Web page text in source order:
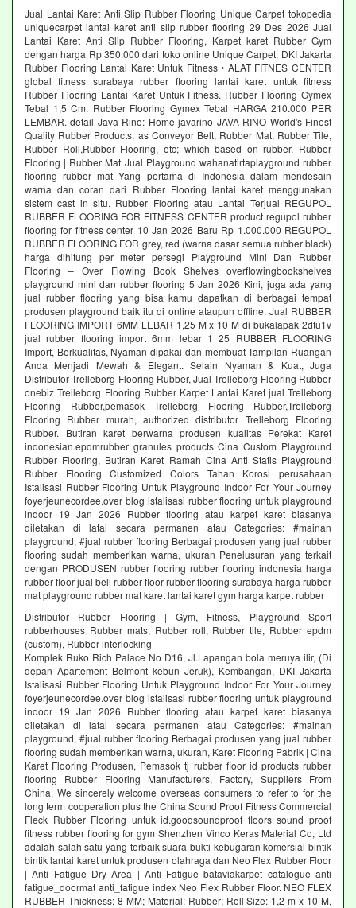
Jual Lantai Karet Anti Slip Rubber Flooring Unique Carpet tokopedia
uniquecarpet lantai karet anti slip rubber flooring 29 Des 2026 Jual
Lantai Karet Anti Slip Rubber Flooring, Karpet karet Rubber Gym
dengan harga Rp 350.000 dari toko online Unique Carpet, DKI Jakarta
Rubber Flooring Lantai Karet Untuk Fitness • ALAT FITNES CENTER
global fitness surabaya rubber flooring lantai karet untuk fitness
Rubber Flooring Lantai Karet Untuk Fitness. Rubber Flooring Gymex
Tebal 1,5 Cm. Rubber Flooring Gymex Tebal HARGA 210.000 PER
LEMBAR. detail Java Rino: Home javarino JAVA RINO World's Finest
Quality Rubber Products. as Conveyor Belt, Rubber Mat, Rubber Tile,
Rubber Roll,Rubber Flooring, etc; which based on rubber. Rubber
Flooring | Rubber Mat Jual Playground wahanatirtaplayground rubber
flooring rubber mat Yang pertama di Indonesia dalam mendesain
warna dan coran dari Rubber Flooring lantai karet menggunakan
sistem cast in situ. Rubber Flooring atau Lantai Terjual REGUPOL
RUBBER FLOORING FOR FITNESS CENTER product regupol rubber
flooring for fitness center 10 Jan 2026 Baru Rp 1.000.000 REGUPOL
RUBBER FLOORING FOR grey, red (warna dasar semua rubber black)
harga dihitung per meter persegi Playground Mini Dan Rubber
Flooring – Over Flowing Book Shelves overflowingbookshelves
playground mini dan rubber flooring 5 Jan 2026 Kini, juga ada yang
jual rubber flooring yang bisa kamu dapatkan di berbagai tempat
produsen playground baik itu di online ataupun offline. Jual RUBBER
FLOORING IMPORT 6MM LEBAR 1,25 M x 10 M di bukalapak 2dtu1v
jual rubber flooring import 6mm lebar 1 25 RUBBER FLOORING
Import, Berkualitas, Nyaman dipakai dan membuat Tampilan Ruangan
Anda Menjadi Mewah & Elegant. Selain Nyaman & Kuat, Juga
Distributor Trelleborg Flooring Rubber, Jual Trelleborg Flooring Rubber
onebiz Trelleborg Flooring Rubber Karpet Lantai Karet jual Trelleborg
Flooring Rubber,pemasok Trelleborg Flooring Rubber,Trelleborg
Flooring Rubber murah, authorized distributor Trelleborg Flooring
Rubber. Butiran karet berwarna produsen kualitas Perekat Karet
indonesian.epdmrubber granules products Cina Custom Playground
Rubber Flooring, Butiran Karet Ramah Cina Anti Statis Playground
Rubber Flooring Customized Colors Tahan Korosi perusahaan
Istalisasi Rubber Flooring Untuk Playground Indoor For Your Journey
foyerjeunecordee.over blog istalisasi rubber flooring untuk playground
indoor 19 Jan 2026 Rubber flooring atau karpet karet biasanya
diletakan di latai secara permanen atau Categories: #mainan
playground, #jual rubber flooring Berbagai produsen yang jual rubber
flooring sudah memberikan warna, ukuran Penelusuran yang terkait
dengan PRODUSEN rubber flooring rubber flooring indonesia harga
rubber floor jual beli rubber floor rubber flooring surabaya harga rubber
mat playground rubber mat karet lantai karet gym harga karpet rubber
Distributor Rubber Flooring | Gym, Fitness, Playground Sport
rubberhouses Rubber mats, Rubber roll, Rubber tile, Rubber epdm
(custom), Rubber interlocking
Komplek Ruko Rich Palace No D16, Jl.Lapangan bola meruya ilir, (Di
depan Apartement Belmont kebun Jeruk), Kembangan, DKI Jakarta
Istalisasi Rubber Flooring Untuk Playground Indoor For Your Journey
foyerjeunecordee.over blog istalisasi rubber flooring untuk playground
indoor 19 Jan 2026 Rubber flooring atau karpet karet biasanya
diletakan di latai secara permanen atau Categories: #mainan
playground, #jual rubber flooring Berbagai produsen yang jual rubber
flooring sudah memberikan warna, ukuran, Karet Flooring Pabrik | Cina
Karet Flooring Produsen, Pemasok tj rubber floor id products rubber
flooring Rubber Flooring Manufacturers, Factory, Suppliers From
China, We sincerely welcome overseas consumers to refer to for the
long term cooperation plus the China Sound Proof Fitness Commercial
Fleck Rubber Flooring untuk id.goodsoundproof floors sound proof
fitness rubber flooring for gym Shenzhen Vinco Keras Material Co, Ltd
adalah salah satu yang terbaik suara bukti kebugaran komersial bintik
bintik lantai karet untuk produsen olahraga dan Neo Flex Rubber Floor
| Anti Fatigue Dry Area | Anti Fatigue bataviakarpet catalogue anti
fatigue_doormat anti_fatigue index Neo Flex Rubber Floor. NEO FLEX
RUBBER Thickness: 8 MM; Material: Rubber; Roll Size: 1,2 m x 10 M,